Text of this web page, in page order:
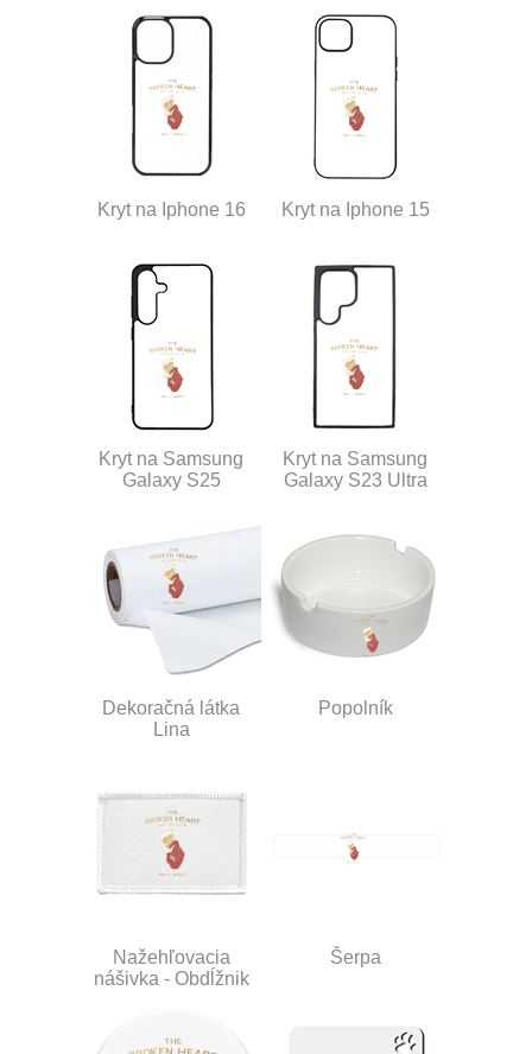
Kryt na Iphone 16 Kryt na Iphone 15
Kryt na Samsung
Galaxy S25
Kryt na Samsung
Galaxy S23 Ultra
Dekoračná látka
Lina
Popolník
Nažehľovacia
nášivka - Obdĺžnik
Šerpa